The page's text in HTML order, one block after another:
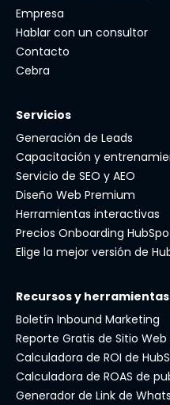
Empresa
Hablar con un consultor
Contacto
Cebra
Servicios
Generación de Leads
Capacitación y
Servicio de SEO y AEO
Diseño Web Premium
Herramientas interactivas
Precios Onboarding
Elige la mejor versión de
Recursos y herramientas
Boletín Inbound Marketing
Reporte Gratis de Sitio Web
Calculadora de ROI de
Calculadora de ROAS de
Generador de Link de